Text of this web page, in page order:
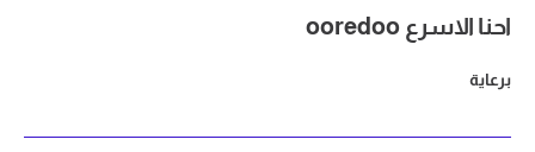
احنا الاسرع ooredoo
برعاية